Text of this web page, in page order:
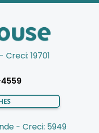
19701
- Creci: 5949